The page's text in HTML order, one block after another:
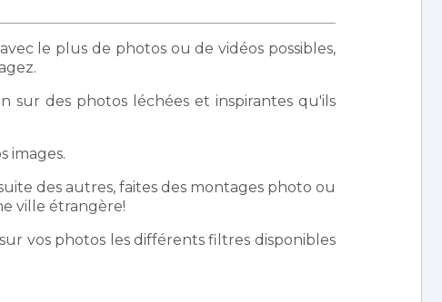
le plus de photos ou de vidéos possibles,
sur des photos léchées et inspirantes qu'ils
images.
des autres, faites des montages photo ou
ville étrangère!
vos photos les différents filtres disponibles